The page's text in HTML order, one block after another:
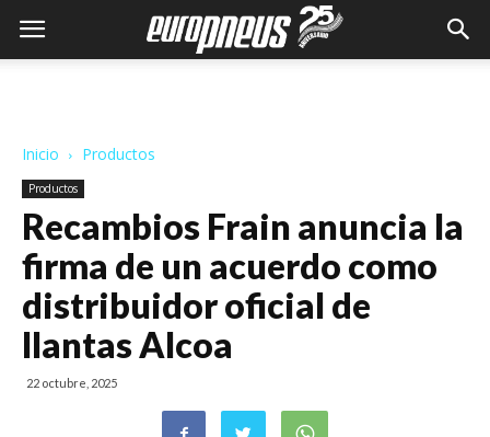
Inicio Productos
Productos
Recambios Frain anuncia la
firma de un acuerdo como
distribuidor oficial de
llantas Alcoa
22 octubre, 2025